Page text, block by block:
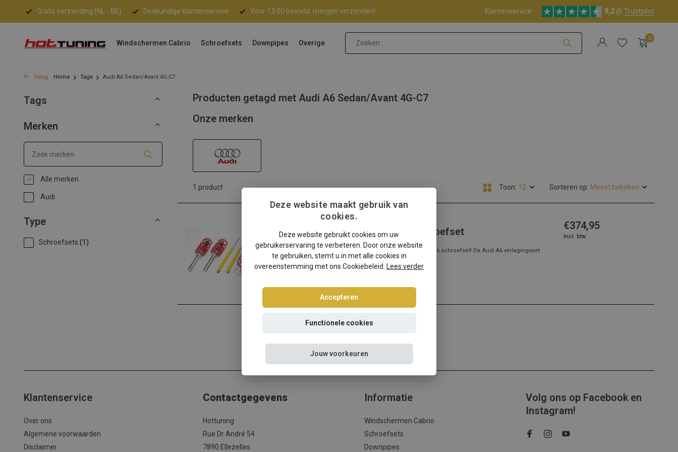
Gratis verzending (NL - BE) Deskundige klantenservice Voor 13:00 besteld, morgen verzonden! Klantenservice 9,2 @ Trustpilot
Windschermen Cabrio Schroefsets Downpipes Overige
0
Terug Home Tags Audi A6 Sedan/Avant 4G-C7
Tags
Merken
Alle merken
Audi
Type
Schroefsets (1)
Producten getagd met Audi A6 Sedan/Avant 4G-C7
Onze merken
1 product Toon: Sorteren op:
Audi A6 Sedan/Avant 4G-C7 schroefset
Audi A6 Sedan/Avant 4G-C7? Kies dan voor deze Ta-Technix schroefset! De Audi A6 verlagingsset
met de beste prijs/kwalite...
Lees meer
€374,95
Incl. btw
Klantenservice
Over ons
Algemene voorwaarden
Disclaimer
Contactgegevens
Hottuning
Rue Dr André 54
7890 Ellezelles
Informatie
Windschermen Cabrio
Schroefsets
Downpipes
Volg ons op Facebook en
Instagram!
Deze website maakt gebruik van
cookies.
Deze website gebruikt cookies om uw
gebruikerservaring te verbeteren. Door onze website
te gebruiken, stemt u in met alle cookies in
overeenstemming met ons Cookiebeleid. Lees verder
Accepteren
Functionele cookies
Jouw voorkeuren